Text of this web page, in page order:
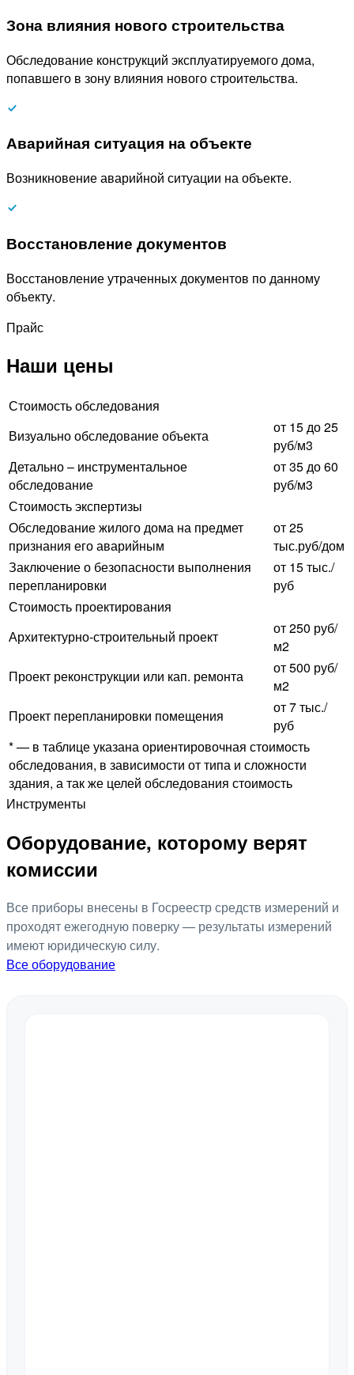
Зона влияния нового строительства
Обследование конструкций эксплуатируемого дома,
попавшего в зону влияния нового строительства.
Аварийная ситуация на объекте
Возникновение аварийной ситуации на объекте.
Восстановление документов
Восстановление утраченных документов по данному
объекту.
Прайс
Наши цены
Стоимость обследования
Визуально обследование объекта
от 15 до 25
руб/м3
Детально – инструментальное
обследование
от 35 до 60
руб/м3
Стоимость экспертизы
Обследование жилого дома на предмет
признания его аварийным
от 25
тыс.руб/дом
Заключение о безопасности выполнения
перепланировки
от 15 тыс./
руб
Стоимость проектирования
Архитектурно-строительный проект
от 250 руб/
м2
Проект реконструкции или кап. ремонта
от 500 руб/
м2
Проект перепланировки помещения
от 7 тыс./
руб
* — в таблице указана ориентировочная стоимость
обследования, в зависимости от типа и сложности
здания, а так же целей обследования стоимость
Инструменты
Оборудование, которому верят
комиссии
Все приборы внесены в Госреестр средств измерений и
проходят ежегодную поверку — результаты измерений
имеют юридическую силу.
Все оборудование